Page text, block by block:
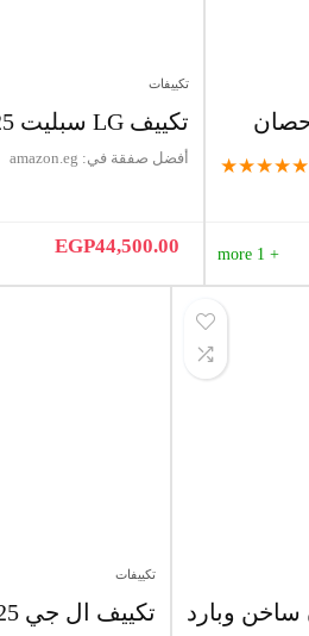
★
★
★
★
★
+ 1 more
تكييفات
تكييف LG سبليت 2.25 حصان بارد انفرتر
أفضل صفقة في: amazon.eg
EGP44,500.00
تكييفات
تكييف ال جي 2.25 حصان بارد وساخن